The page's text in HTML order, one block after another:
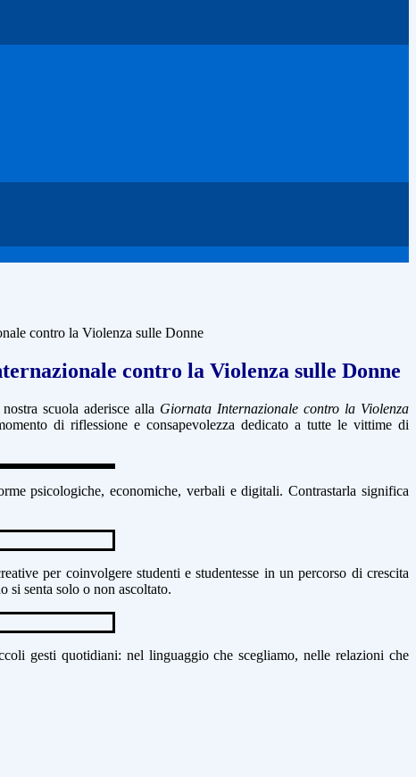
contro la Violenza sulle Donne
contro la Violenza sulle Donne
scuola aderisce alla Giornata Internazionale contro la Violenza
di riflessione e consapevolezza dedicato a tutte le vittime di
psicologiche, economiche, verbali e digitali. Contrastarla significa
per coinvolgere studenti e studentesse in un percorso di crescita
si senta solo o non ascoltato.
gesti quotidiani: nel linguaggio che scegliamo, nelle relazioni che